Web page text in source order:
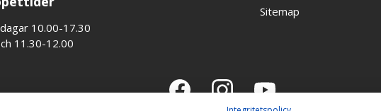
10.00-17.30
11.30-12.00
Sitemap